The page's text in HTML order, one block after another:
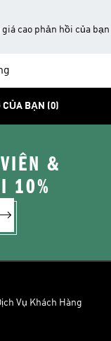
cao phản hồi của bạn
CỦA BẠN (0)
&
10%
Vụ Khách Hàng